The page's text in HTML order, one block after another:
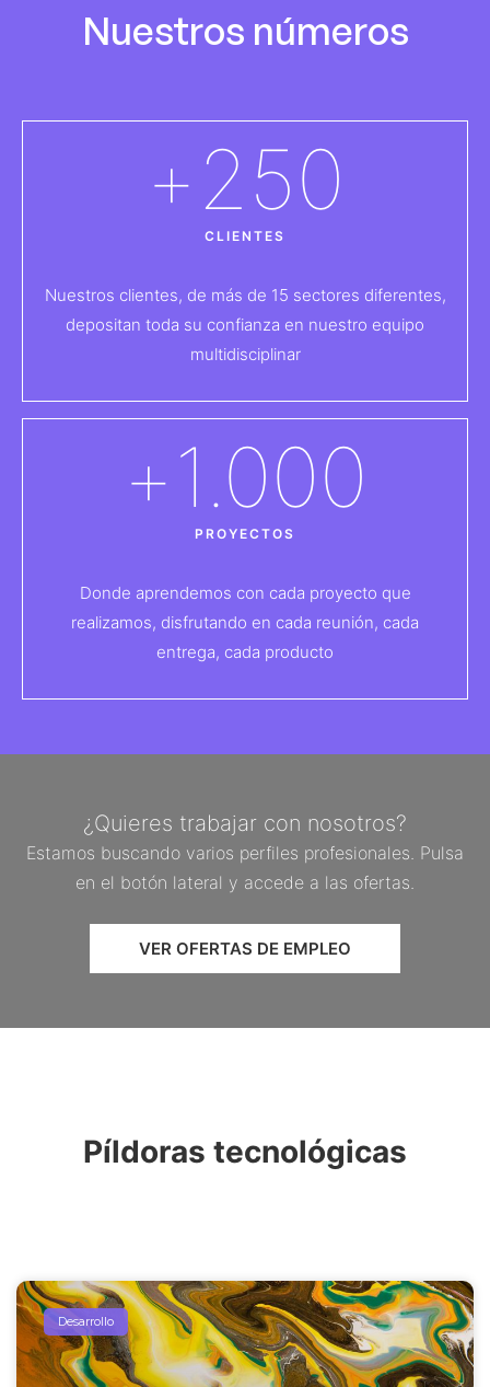
Nuestros números
CLIENTES
+250
Nuestros clientes, de más de 15 sectores diferentes,
depositan toda su confianza en nuestro equipo
multidisciplinar
PROYECTOS
+1.000
Donde aprendemos con cada proyecto que
realizamos, disfrutando en cada reunión, cada
entrega, cada producto
¿Quieres trabajar con nosotros?
Estamos buscando varios perfiles profesionales. Pulsa
en el botón lateral y accede a las ofertas.
VER OFERTAS DE EMPLEO
Píldoras tecnológicas
Desarrollo